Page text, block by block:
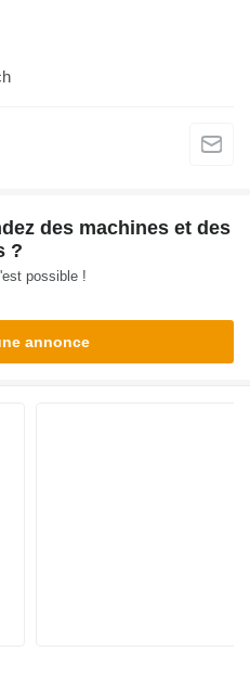
des machines et des
?
possible !
annonce